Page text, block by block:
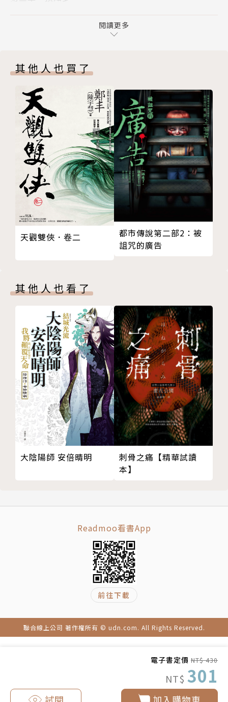
電子書定價 NT$ 430
NT$ 301
的夢。然而，當她好不容易稍稍搞懂測量睡意的「眼皮
眼看工作即將不保，她該如何化解困境？在這神祕的夢
境百貨，在清醒與睡夢的邊界，她又將遇見什麼樣的
人，以及他們心中渴求已久的夢？
在今日與明日的縫隙、在意識模糊之間存在的夢境，
到底要怎麼販售？夢境的價值怎麼估計？
內心的渴望、遺憾、恐懼，能在夢裡得到回應？
期盼前往的地點、自由奔放無拘無束的夢境，真的能訂
做？
夢境百貨，全年無休，日日備妥好夢，
等候您的大駕光臨。──店主敬上
深藍底星空背景暗示夜晚是夢境百貨熱門時段，
建物立面逐層展示故事主要場景。
屋頂是店主神祕閣樓，設有各時區時鐘，
以便接待全球不同地區的客人。
依序下來是以剪影呈現各樓層陳列的特色。
背景的半瞇大眼，透露此地是入睡才可抵達之處，
手持夢境百貨小道具的主角位居畫面正中，
完全是忙碌又興奮的新人菜鳥樣。
★作者有如「韓國的J. K. 羅琳」橫空出世，創作獲群
募熱烈支持，達標率1812％下強勢出版，讀者平均4.8
實交錯，易融入情節，獲得同理與療癒。
★是哈利波特世代的創作能量裡最美好的回聲。
★力邀榮獲紅點大獎、連任讀曆書店設計師Dyin擔綱
出生於釜山，在釜山大學主修材料工程學系，曾於三星
電子擔任半導體工程師，為了專心創作小說而離職。在
群眾募資計畫中發表了第一部小說《歡迎光臨夢境百
第五章 製夢師例行會議
第八章 「他人的人生之夢」體驗版上市
後記一 維果．邁爾斯的面試
後記二 史皮杜完美的一天
版權頁
閱讀更多
其他人也買了
天觀雙俠．卷二
都市傳說第二部2：被
詛咒的廣告
其他人也看了
大陰陽師 安倍晴明
刺骨之痛【精華試讀
本】
Readmoo看書App
前往下載
聯合線上公司 著作權所有 © udn.com. All Rights Reserved.